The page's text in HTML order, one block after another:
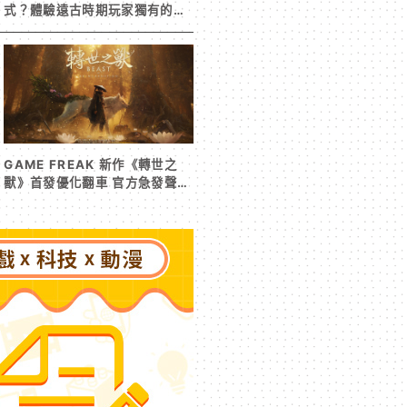
式？體驗遠古時期玩家獨有的樂
趣
GAME FREAK 新作《轉世之
獸》首發優化翻車 官方急發聲明
承諾提供大量更新彌補